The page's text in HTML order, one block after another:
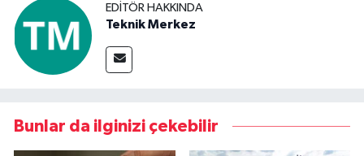
EDITÖR HAKKINDA
Teknik Merkez
Bunlar da ilginizi çekebilir